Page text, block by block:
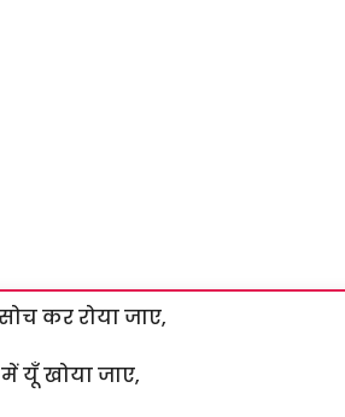
कर रोया जाए,
यूँ खोया जाए,